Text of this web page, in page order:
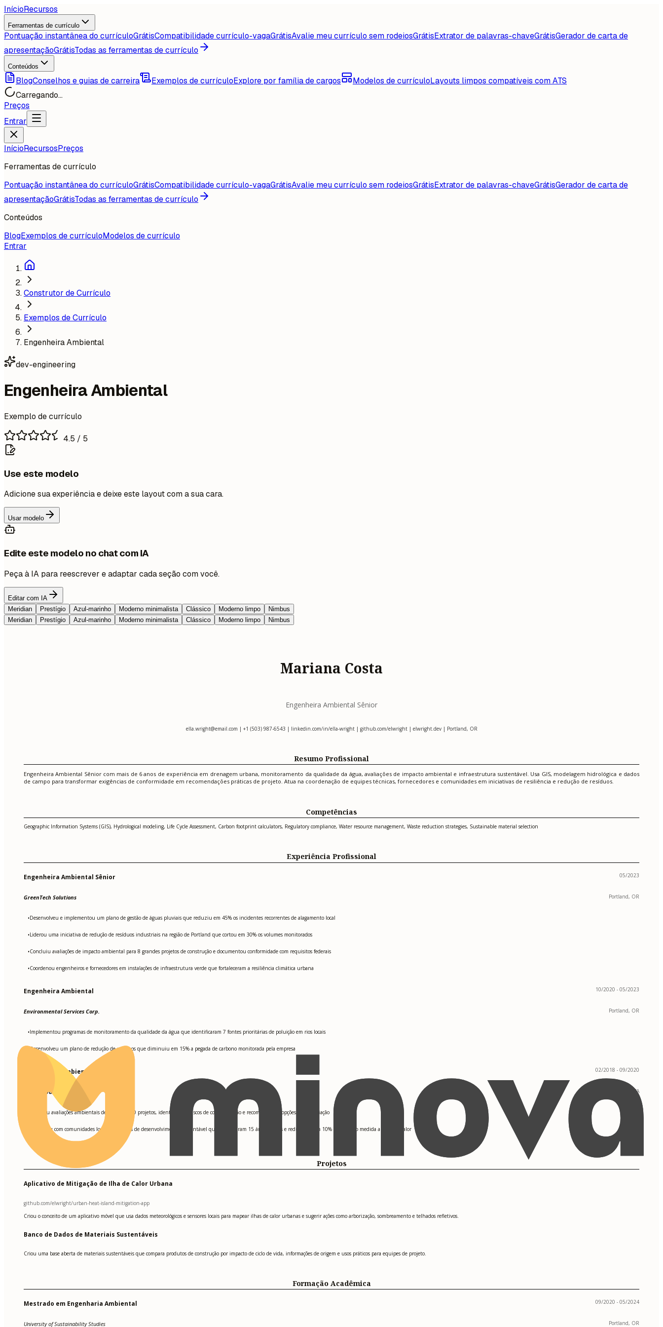
InícioRecursos
Ferramentas de currículo
Pontuação instantânea do currículoGrátisCompatibilidade currículo-vagaGrátisAvalie meu currículo sem rodeiosGrátisExtrator de palavras-chaveGrátisGerador de carta de
apresentaçãoGrátisTodas as ferramentas de currículo
Conteúdos
BlogConselhos e guias de carreira Exemplos de currículoExplore por família de cargos Modelos de currículoLayouts limpos compatíveis com ATS
Carregando...
Preços
Entrar
InícioRecursosPreços
Ferramentas de currículo
Pontuação instantânea do currículoGrátisCompatibilidade currículo-vagaGrátisAvalie meu currículo sem rodeiosGrátisExtrator de palavras-chaveGrátisGerador de carta de
apresentaçãoGrátisTodas as ferramentas de currículo
Conteúdos
BlogExemplos de currículoModelos de currículo
Entrar
Construtor de Currículo
Exemplos de Currículo
Engenheira Ambiental
dev-engineering
Engenheira Ambiental
Exemplo de currículo
4.5 / 5
Use este modelo
Adicione sua experiência e deixe este layout com a sua cara.
Usar modelo
Edite este modelo no chat com IA
Peça à IA para reescrever e adaptar cada seção com você.
Editar com IA
Meridian
Prestígio Azul-marinho Moderno minimalista Clássico Moderno limpo
Nimbus
Meridian
Prestígio Azul-marinho Moderno minimalista Clássico Moderno limpo Nimbus
Mariana Costa
Engenheira Ambiental Sênior
ella.wright@email.com | +1 (503) 987-6543 | linkedin.com/in/ella-wright | github.com/elwright | elwright.dev | Portland, OR
Resumo Profissional
Engenheira Ambiental Sênior com mais de 6 anos de experiência em drenagem urbana, monitoramento da qualidade da água, avaliações de impacto ambiental e infraestrutura sustentável. Usa GIS, modelagem hidrológica e dados
de campo para transformar exigências de conformidade em recomendações práticas de projeto. Atua na coordenação de equipes técnicas, fornecedores e comunidades em iniciativas de resiliência e redução de resíduos.
Competências
Geographic Information Systems (GIS), Hydrological modeling, Life Cycle Assessment, Carbon footprint calculators, Regulatory compliance, Water resource management, Waste reduction strategies, Sustainable material selection
Experiência Profissional
Engenheira Ambiental Sênior 05/2023
GreenTech Solutions Portland, OR
•Desenvolveu e implementou um plano de gestão de águas pluviais que reduziu em 45% os incidentes recorrentes de alagamento local
•Liderou uma iniciativa de redução de resíduos industriais na região de Portland que cortou em 30% os volumes monitorados
•Concluiu avaliações de impacto ambiental para 8 grandes projetos de construção e documentou conformidade com requisitos federais
•Coordenou engenheiros e fornecedores em instalações de infraestrutura verde que fortaleceram a resiliência climática urbana
Engenheira Ambiental 10/2020 - 05/2023
Environmental Services Corp. Portland, OR
•Implementou programas de monitoramento da qualidade da água que identificaram 7 fontes prioritárias de poluição em rios locais
Desenvolveu um plano de redução de resíduos que diminuiu em 15% a pegada de carbono monitorada pela empresa
Engenheira Ambiental 02/2018 - 09/2020
Eco-Innovations LLC Seattle, WA
Realizou avaliações ambientais de área para 20 projetos, identificando riscos de contaminação e recomendando opções de remediação
Trabalhou com comunidades locais em planos de desenvolvimento sustentável que adicionaram 15 áreas verdes e reduziram em 10% a exposição medida a ilhas de calor
Projetos
Aplicativo de Mitigação de Ilha de Calor Urbana
github.com/elwright/urban-heat-island-mitigation-app
Criou o conceito de um aplicativo móvel que usa dados meteorológicos e sensores locais para mapear ilhas de calor urbanas e sugerir ações como arborização, sombreamento e telhados refletivos.
Banco de Dados de Materiais Sustentáveis
Criou uma base aberta de materiais sustentáveis que compara produtos de construção por impacto de ciclo de vida, informações de origem e usos práticos para equipes de projeto.
Formação Acadêmica
Mestrado em Engenharia Ambiental 09/2020 - 05/2024
University of Sustainability Studies Portland, OR